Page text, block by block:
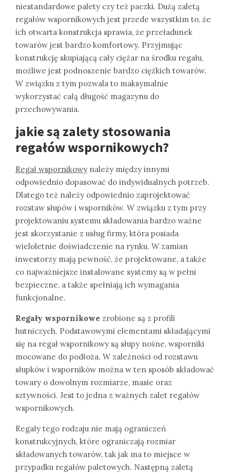
niestandardowe palety czy też paczki. Dużą zaletą
regałów wspornikowych jest przede wszystkim to, że
ich otwarta konstrukcja sprawia, że przeładunek
towarów jest bardzo komfortowy. Przyjmując
konstrukcję skupiającą cały ciężar na środku regału,
możliwe jest podnoszenie bardzo ciężkich towarów.
W związku z tym pozwala to maksymalnie
wykorzystać całą długość magazynu do
przechowywania.
jakie są zalety stosowania
regałów wspornikowych?
Regał wspornikowy należy między innymi
odpowiednio dopasować do indywidualnych potrzeb.
Dlatego też należy odpowiednio zaprojektować
rozstaw słupów i wsporników. W związku z tym przy
projektowaniu systemu składowania bardzo ważne
jest skorzystanie z usług firmy, która posiada
wieloletnie doświadczenie na rynku. W zamian
inwestorzy mają pewność, że projektowane, a także
co najważniejsze instalowane systemy są w pełni
bezpieczne, a także spełniają ich wymagania
funkcjonalne.
Regały wspornikowe zrobione są z profili
hutniczych. Podstawowymi elementami składającymi
się na regał wspornikowy są słupy nośne, wsporniki
mocowane do podłoża. W zależności od rozstawu
słupków i wsporników można w ten sposób składować
towary o dowolnym rozmiarze, masie oraz
sztywności. Jest to jedna z ważnych zalet regałów
wspornikowych.
Regały tego rodzaju nie mają ograniczeń
konstrukcyjnych, które ograniczają rozmiar
składowanych towarów, tak jak ma to miejsce w
przypadku regałów paletowych. Następną zaletą